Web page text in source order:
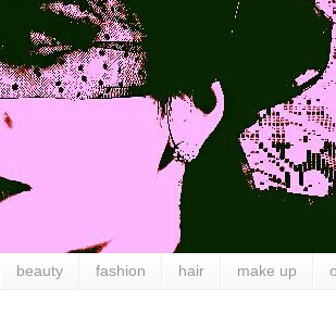
beauty fashion hair make up